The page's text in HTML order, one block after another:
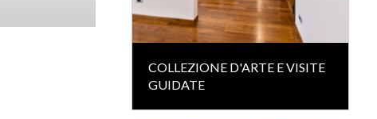
COLLEZIONE D'ARTE E VISITE
GUIDATE